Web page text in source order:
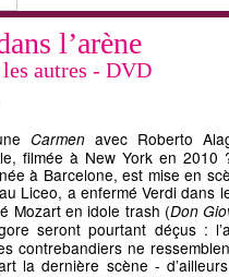
l’arène
autres - DVD
Carmenavec Roberto
filmée à New York en
à Barcelone, est mise en
Liceo, a enfermé Verdi dans
Mozart en idole trash (Don
seront pourtant déçus :
contrebandiers ne
la dernière scène -